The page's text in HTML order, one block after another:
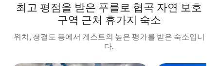
최고 평점을 받은 푸를로 협곡 자연 보호
구역 근처 휴가지 숙소
위치, 청결도 등에서 게스트의 높은 평가를 받은 숙소입니
다.